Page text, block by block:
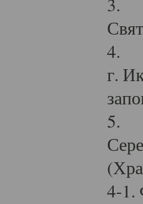
4.
г.
5.
4-1.